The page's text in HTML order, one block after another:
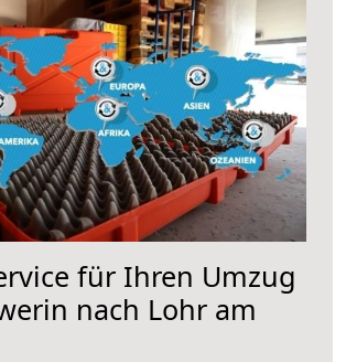
für Ihren Umzug
nach Lohr am